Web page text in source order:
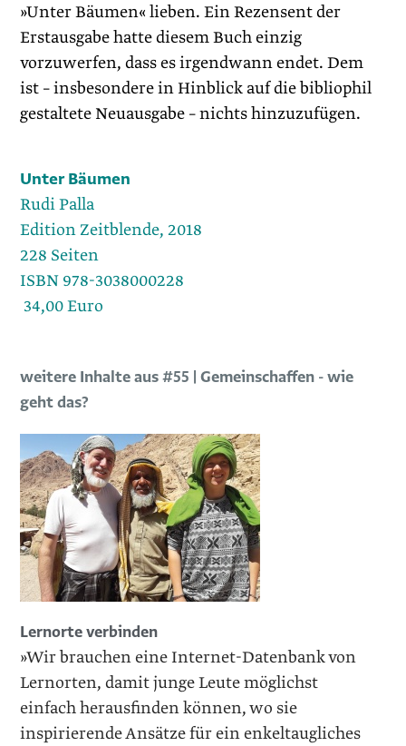
»Unter Bäumen« lieben. Ein Rezensent der
Erstausgabe hatte diesem Buch einzig
vorzuwerfen, dass es irgendwann endet. Dem
ist – insbesondere in Hinblick auf die bibliophil
gestaltete Neuausgabe – nichts hinzuzufügen.
Unter Bäumen
Rudi Palla
Edition Zeitblende, 2018
228 Seiten
ISBN 978-3038000228
34,00 Euro
weitere Inhalte aus #55 | Gemeinschaffen - wie
geht das?
Lernorte verbinden
»Wir brauchen eine Internet-Datenbank von
Lernorten, damit junge Leute möglichst
einfach herausfinden können, wo sie
inspirierende Ansätze für ein enkeltaugliches